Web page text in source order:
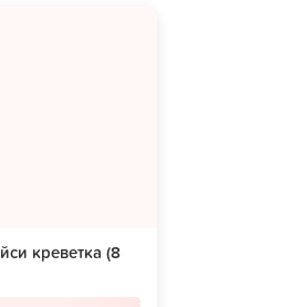
креветка (8